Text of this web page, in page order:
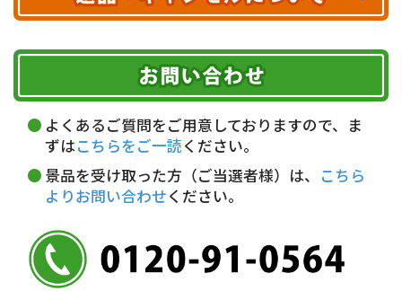
ヤマト運輸
お届け可能時間帯
午前中 14～16時
16～18時
18～20時
19～21時 指定なし
代金引換(現金のみ)
5,000円未満…330円(税込)
銀行振込(前払い)
普通 7263489
＜口座名＞ カ）ディースタイル
期限を含むルール（条件）や、お客様にご負担い
ただく費用がございます。
詳しくはこちら▶
よくあるご質問をご用意しておりますので、ま
ずはこちらをご一読ください。
景品を受け取った方（ご当選者様）は、 こちら
よりお問い合わせください。